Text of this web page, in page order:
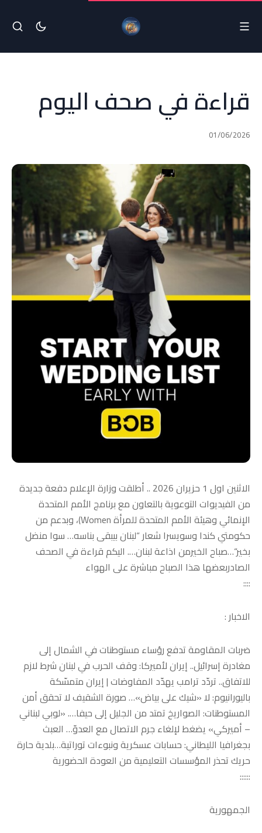
قراءة في صحف اليوم
01/06/2026
الاثنين اول 1 حزيران 2026 .. أطلقت وزارة الإعلام دفعة جديدة
من الفيديوات التوعوية بالتعاون مع برنامج الأمم المتحدة
الإنمائي وهيئة الأمم المتحدة للمرأة Women)، وبدعم من
حكومتي كندا وسويسرا شعار “لبنان بيبقى بناسه… سوا منضل
بخير“…صباح الخيرمن اذاعة لبنان…. اليكم قراءة في الصحف
الصادربعضها هذا الصباح مباشرة على الهواء
::::
الاخبار :
ضربات المقاومة تدفع رؤساء مستوطنات في الشمال إلى
مغادرة إسرائيل.. إيران لأميركا: وقف الحرب في لبنان شرط لازم
للاتفاق.. تردّد ترامب يهدّد المفاوضات | إيران متمسّكة
باليورانيوم: لا «شيك على بياض»… صورة الشقيف لا تحقق أمن
المستوطنات: الصواريخ تمتد من الجليل إلى حيفا…. «لوبي لبناني
– أميركي» يضغط لإلغاء جرم الاتصال مع العدوّ… العبث
بجغرافيا الليطاني: حسابات عسكرية ونبوءات توراتية…بلدية حارة
حريك تحذر المؤسسات التعليمية من العودة الحضورية
::::::
الجمهورية